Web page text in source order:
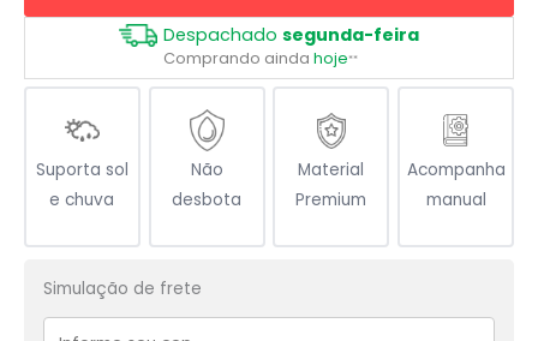
Amo
80
Despachado segunda-feira
Comprando ainda hoje**
Suporta sol
e chuva
Não
desbota
Material
Premium
Acompanha
manual
Simulação de frete